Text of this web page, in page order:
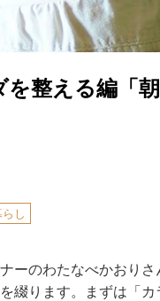
整える編「
し
ーのわたなべかおり
綴ります。まずは「